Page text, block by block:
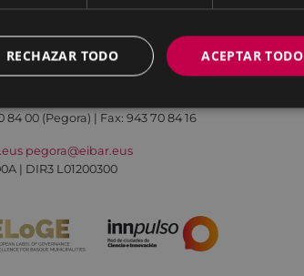
del Ayuntamiento
84 00 (Pegora) | Fax: 943 70 84 16
pegora@eibar.eus
| DIR3 L01200300
ACEPTAR TODO
RECHAZAR TODO